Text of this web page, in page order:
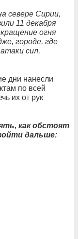
севере Сирии,
11 декабря
огня
городе, где
сил,
дни нанесли
по всей
их от рук
как обстоят
дальше: